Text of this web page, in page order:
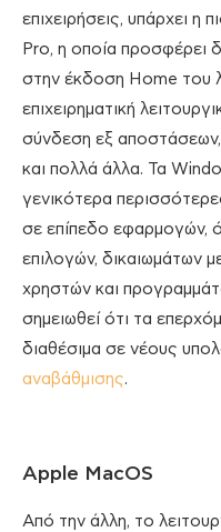
επιχειρήσεις, υπάρχει η
Pro, η οποία προσφέρει
στην έκδοση Home του
επιχειρηματική
σύνδεση εξ αποστάσεων,
και πολλά άλλα. Τα
γενικότερα
σε επίπεδο εφαρμογών,
επιλογών, δικαιωμάτων
χρηστών και
σημειωθεί ότι τα
διαθέσιμα σε νέους
αναβάθμισης.
Apple MacOS
Από την άλλη, το